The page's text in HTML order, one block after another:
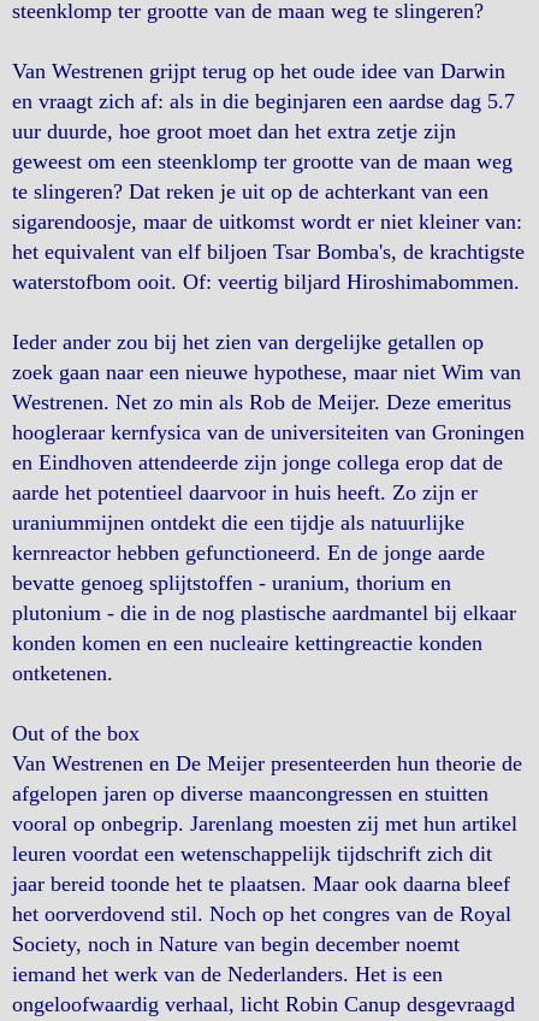
steenklomp ter grootte van de maan weg te slingeren?
Van Westrenen grijpt terug op het oude idee van Darwin
en vraagt zich af: als in die beginjaren een aardse dag 5.7
uur duurde, hoe groot moet dan het extra zetje zijn
geweest om een steenklomp ter grootte van de maan weg
te slingeren? Dat reken je uit op de achterkant van een
sigarendoosje, maar de uitkomst wordt er niet kleiner van:
het equivalent van elf biljoen Tsar Bomba's, de krachtigste
waterstofbom ooit. Of: veertig biljard Hiroshimabommen.
Ieder ander zou bij het zien van dergelijke getallen op
zoek gaan naar een nieuwe hypothese, maar niet Wim van
Westrenen. Net zo min als Rob de Meijer. Deze emeritus
hoogleraar kernfysica van de universiteiten van Groningen
en Eindhoven attendeerde zijn jonge collega erop dat de
aarde het potentieel daarvoor in huis heeft. Zo zijn er
uraniummijnen ontdekt die een tijdje als natuurlijke
kernreactor hebben gefunctioneerd. En de jonge aarde
bevatte genoeg splijtstoffen - uranium, thorium en
plutonium - die in de nog plastische aardmantel bij elkaar
konden komen en een nucleaire kettingreactie konden
ontketenen.
Out of the box
Van Westrenen en De Meijer presenteerden hun theorie de
afgelopen jaren op diverse maancongressen en stuitten
vooral op onbegrip. Jarenlang moesten zij met hun artikel
leuren voordat een wetenschappelijk tijdschrift zich dit
jaar bereid toonde het te plaatsen. Maar ook daarna bleef
het oorverdovend stil. Noch op het congres van de Royal
Society, noch in Nature van begin december noemt
iemand het werk van de Nederlanders. Het is een
ongeloofwaardig verhaal, licht Robin Canup desgevraagd